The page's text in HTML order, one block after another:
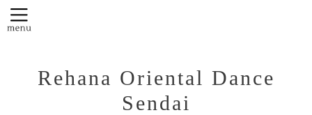
Rehana Oriental Dance
Sendai